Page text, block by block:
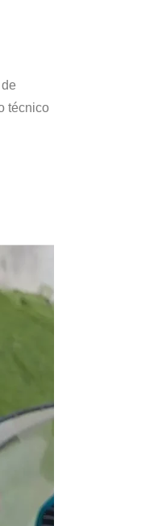
técnico